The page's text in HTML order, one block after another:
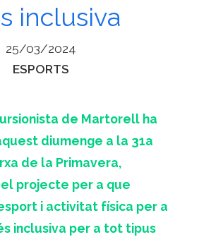
inclusiva
25/03/2024
Categories
ESPORTS
de Martorell ha
diumenge a la 31a
de la Primavera,
projecte per a que
i activitat física per a
inclusiva per a tot tipus